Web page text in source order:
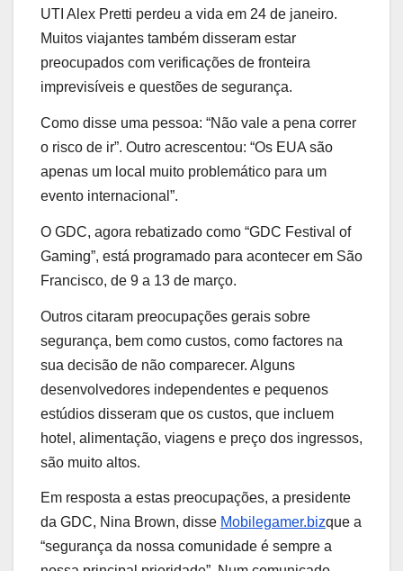
UTI Alex Pretti perdeu a vida em 24 de janeiro.
Muitos viajantes também disseram estar
preocupados com verificações de fronteira
imprevisíveis e questões de segurança.
Como disse uma pessoa: “Não vale a pena correr
o risco de ir”. Outro acrescentou: “Os EUA são
apenas um local muito problemático para um
evento internacional”.
O GDC, agora rebatizado como “GDC Festival of
Gaming”, está programado para acontecer em São
Francisco, de 9 a 13 de março.
Outros citaram preocupações gerais sobre
segurança, bem como custos, como factores na
sua decisão de não comparecer. Alguns
desenvolvedores independentes e pequenos
estúdios disseram que os custos, que incluem
hotel, alimentação, viagens e preço dos ingressos,
são muito altos.
Em resposta a estas preocupações, a presidente
da GDC, Nina Brown, disse Mobilegamer.bizque a
“segurança da nossa comunidade é sempre a